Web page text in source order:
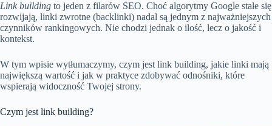
Link building to jeden z filarów SEO. Choć algorytmy Google stale się
rozwijają, linki zwrotne (backlinki) nadal są jednym z najważniejszych
czynników rankingowych. Nie chodzi jednak o ilość, lecz o jakość i
kontekst.
W tym wpisie wytłumaczymy, czym jest link building, jakie linki mają
największą wartość i jak w praktyce zdobywać odnośniki, które
wspierają widoczność Twojej strony.
Czym jest link building?